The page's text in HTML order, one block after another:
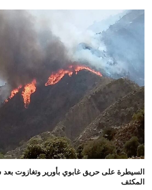
السيطرة على حريق غابوي بأورير وتغازوت
المكثف